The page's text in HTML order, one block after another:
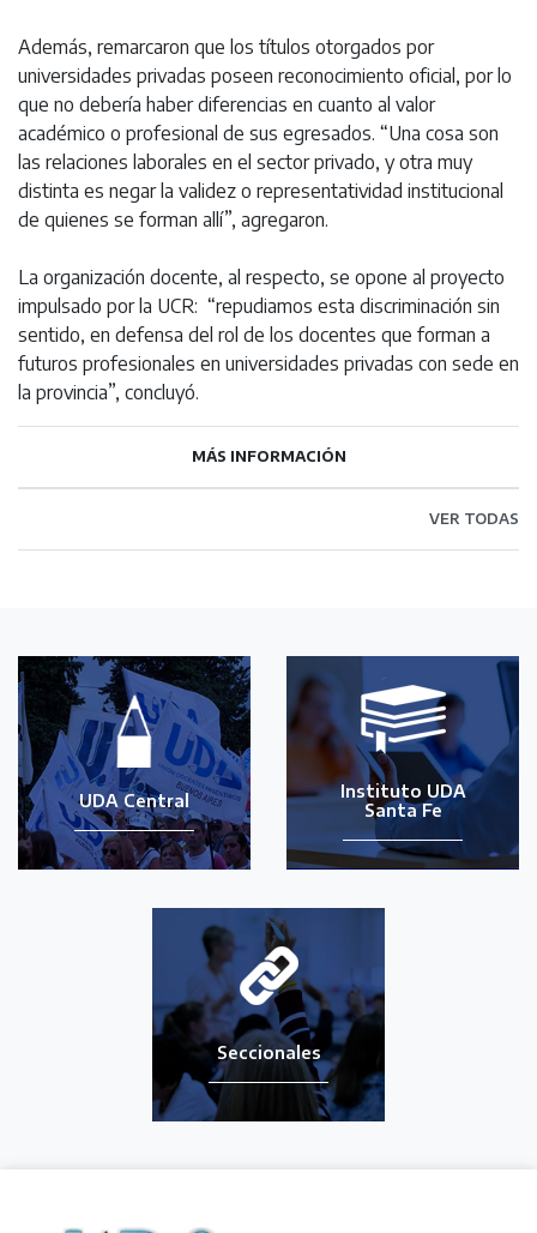
Además, remarcaron que los títulos otorgados por
universidades privadas poseen reconocimiento oficial, por lo
que no debería haber diferencias en cuanto al valor
académico o profesional de sus egresados. “Una cosa son
las relaciones laborales en el sector privado, y otra muy
distinta es negar la validez o representatividad institucional
de quienes se forman allí”, agregaron.
La organización docente, al respecto, se opone al proyecto
impulsado por la UCR: “repudiamos esta discriminación sin
sentido, en defensa del rol de los docentes que forman a
futuros profesionales en universidades privadas con sede en
la provincia”, concluyó.
MÁS INFORMACIÓN
VER TODAS
UDA Central
Instituto UDA
Santa Fe
Seccionales